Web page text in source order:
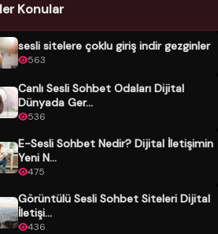
Konular
sesli sitelere çoklu giriş indir gezginler
563
Canlı Sesli Sohbet Odaları Dijital
Dünyada Ger...
536
E-Sesli Sohbet Nedir? Dijital İletişimin
Yeni N...
475
Görüntülü Sesli Sohbet Siteleri Dijital
İletişi...
436